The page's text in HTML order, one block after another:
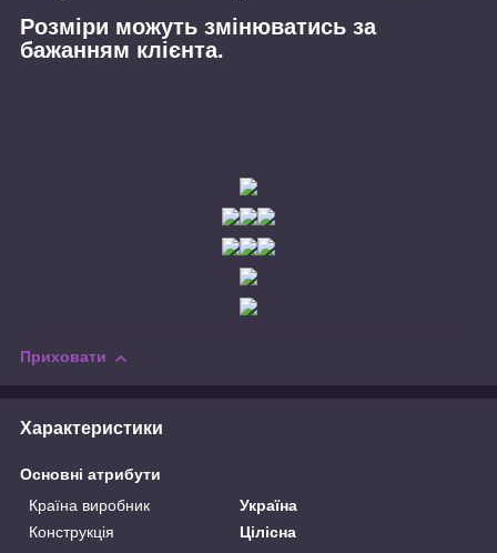
Розміри можуть змінюватись за
бажанням клієнта.
Приховати
Характеристики
Основні атрибути
Країна виробник
Україна
Конструкція
Цілісна